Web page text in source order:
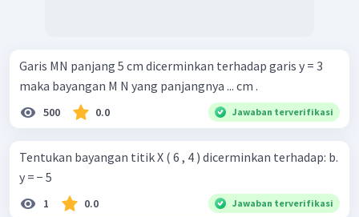
Garis MN panjang 5 cm dicerminkan terhadap garis y = 3
maka bayangan M N yang panjangnya ... cm .
500 0.0 Jawaban terverifikasi
Tentukan bayangan titik X ( 6 , 4 ) dicerminkan terhadap: b.
y = − 5
1 0.0 Jawaban terverifikasi